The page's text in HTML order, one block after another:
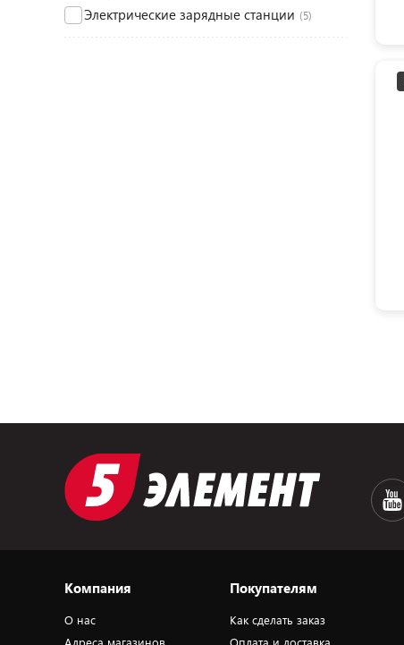
Электрические зарядные станции (5)
Компания
О нас
Покупателям
Как сделать заказ